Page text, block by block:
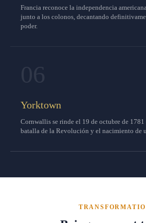
Francia reconoce la independencia
junto a los colonos, decantando
poder.
Yorktown
Cornwallis se rinde el 19 de octubre de
batalla de la Revolución y el nacimiento de